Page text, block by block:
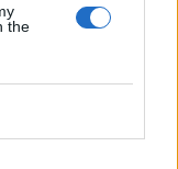
the
ako mať z intímneho